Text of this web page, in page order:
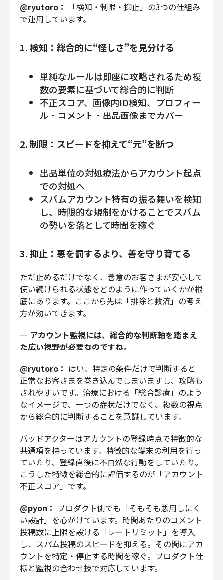
@ryutoro：
「検知・制限・抑止」の3つの仕組み
で運用しています。
1. 検知：総合的に“怪しさ”を見分ける
単純なルールは即座に攻略されるため複
数の要素に基づいて総合的に判断
不正スコア、画像内ID検知、プロフィー
ル・コメント・出品画像までカバー
2. 制限：スピードを抑えて“元”を断つ
出品単位の対処療法からアカウント起点
での対処へ
スパムアカウント特有の振る舞いを検知
し、時限的な規制をかけることでスパム
の勢いを落として時間を稼ぐ
3. 抑止：悪を罰するより、善を守り育てる
ただ止めるだけでなく、善意のお客さまが安心して
使い続けられる状態をどのように作っていくかが根
底にあります。ここから先は「排除と救済」の考え
方が効いてきます。
— アカウント監視には、総合的な判断軸を踏まえ
た広い視野が必要なのですね。
@ryutoro： はい。特定の条件だけで判断すると
正常なお客さまを巻き込んでしまいますし、攻略も
されやすいです。治療における「総合診療」のよう
なイメージで、一つの症状だけでなく、複数の視点
から総合的に判断することを意識しています。
バッドアクターはアカウントの登録時点で特徴的な
共通項を持っています。特徴的な端末の利用を行っ
ていたり、登録直後に不自然な行動をしていたり。
こうした特徴を総合的に評価するのが「アカウント
不正スコア」です。
@pyon： プロダクト側でも「そもそも悪用しにく
い設計」を心がけています。時間あたりのコメント
投稿数に上限を設ける「レートリミット」を導入
し、スパム投稿のスピードを抑える。その間にアカ
ウントを特定・停止する時間を稼ぐ。プロダクト仕
様と監視の合わせ技で対応しています。